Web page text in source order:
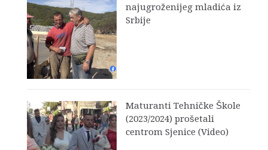
najugroženijeg mladića iz
Srbije
Maturanti Tehničke Škole
(2023/2024) prošetali
centrom Sjenice (Video)